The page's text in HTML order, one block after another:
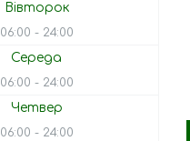
Вівторок
06:00 24:00
Середа
06:00 24:00
Четвер
06:00 24:00